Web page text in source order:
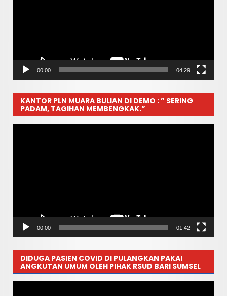
00:00 04:29
KANTOR PLN MUARA BULIAN DI DEMO : ” SERING
PADAM, TAGIHAN MEMBENGKAK.”
00:00 01:42
DIDUGA PASIEN COVID DI PULANGKAN PAKAI
ANGKUTAN UMUM OLEH PIHAK RSUD BARI SUMSEL